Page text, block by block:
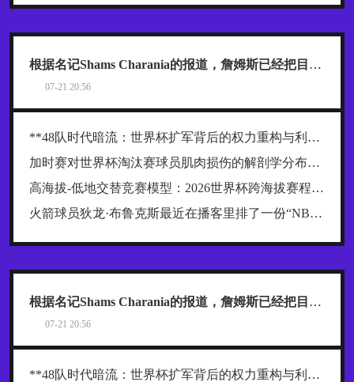
根据名记Shams Charania的报道，詹姆斯已经把目标范围缩小到了热火、骑士和76人这三支东部球队
07-21 20:56
**48队时代暗流：世界杯扩军背后的权力重构与利益争夺战**
加时赛对世界杯淘汰赛球员肌肉损伤的解剖学分布规律及关键诱因探究
高海拔-低地交替竞赛模型：2026世界杯跨海拔赛程的生理极限阈值与恢复窗口分析
火箭球员狄龙·布鲁克斯最近在播客里排了一份“NBA五大抱怨大王”榜单，名单一出来，球迷就炸了
根据名记Shams Charania的报道，詹姆斯已经把目标范围缩小到了热火、骑士和76人这三支东部球队
07-21 20:56
**48队时代暗流：世界杯扩军背后的权力重构与利益争夺战**